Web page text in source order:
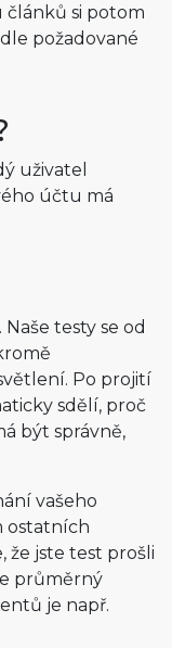
článků si potom
požadované
uživatel
účtu má
testy se od
Po projití
sdělí, proč
být správně,
vašeho
ostatních
že jste test prošli
průměrný
je např.